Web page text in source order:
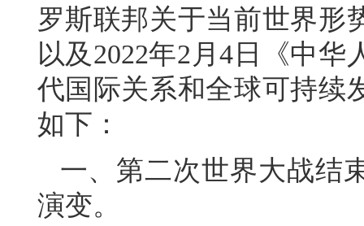
罗斯联邦关于当前世界形
以及2022年2月4日《中
代国际关系和全球可持续
如下：
一、第二次世界大战结
演变。